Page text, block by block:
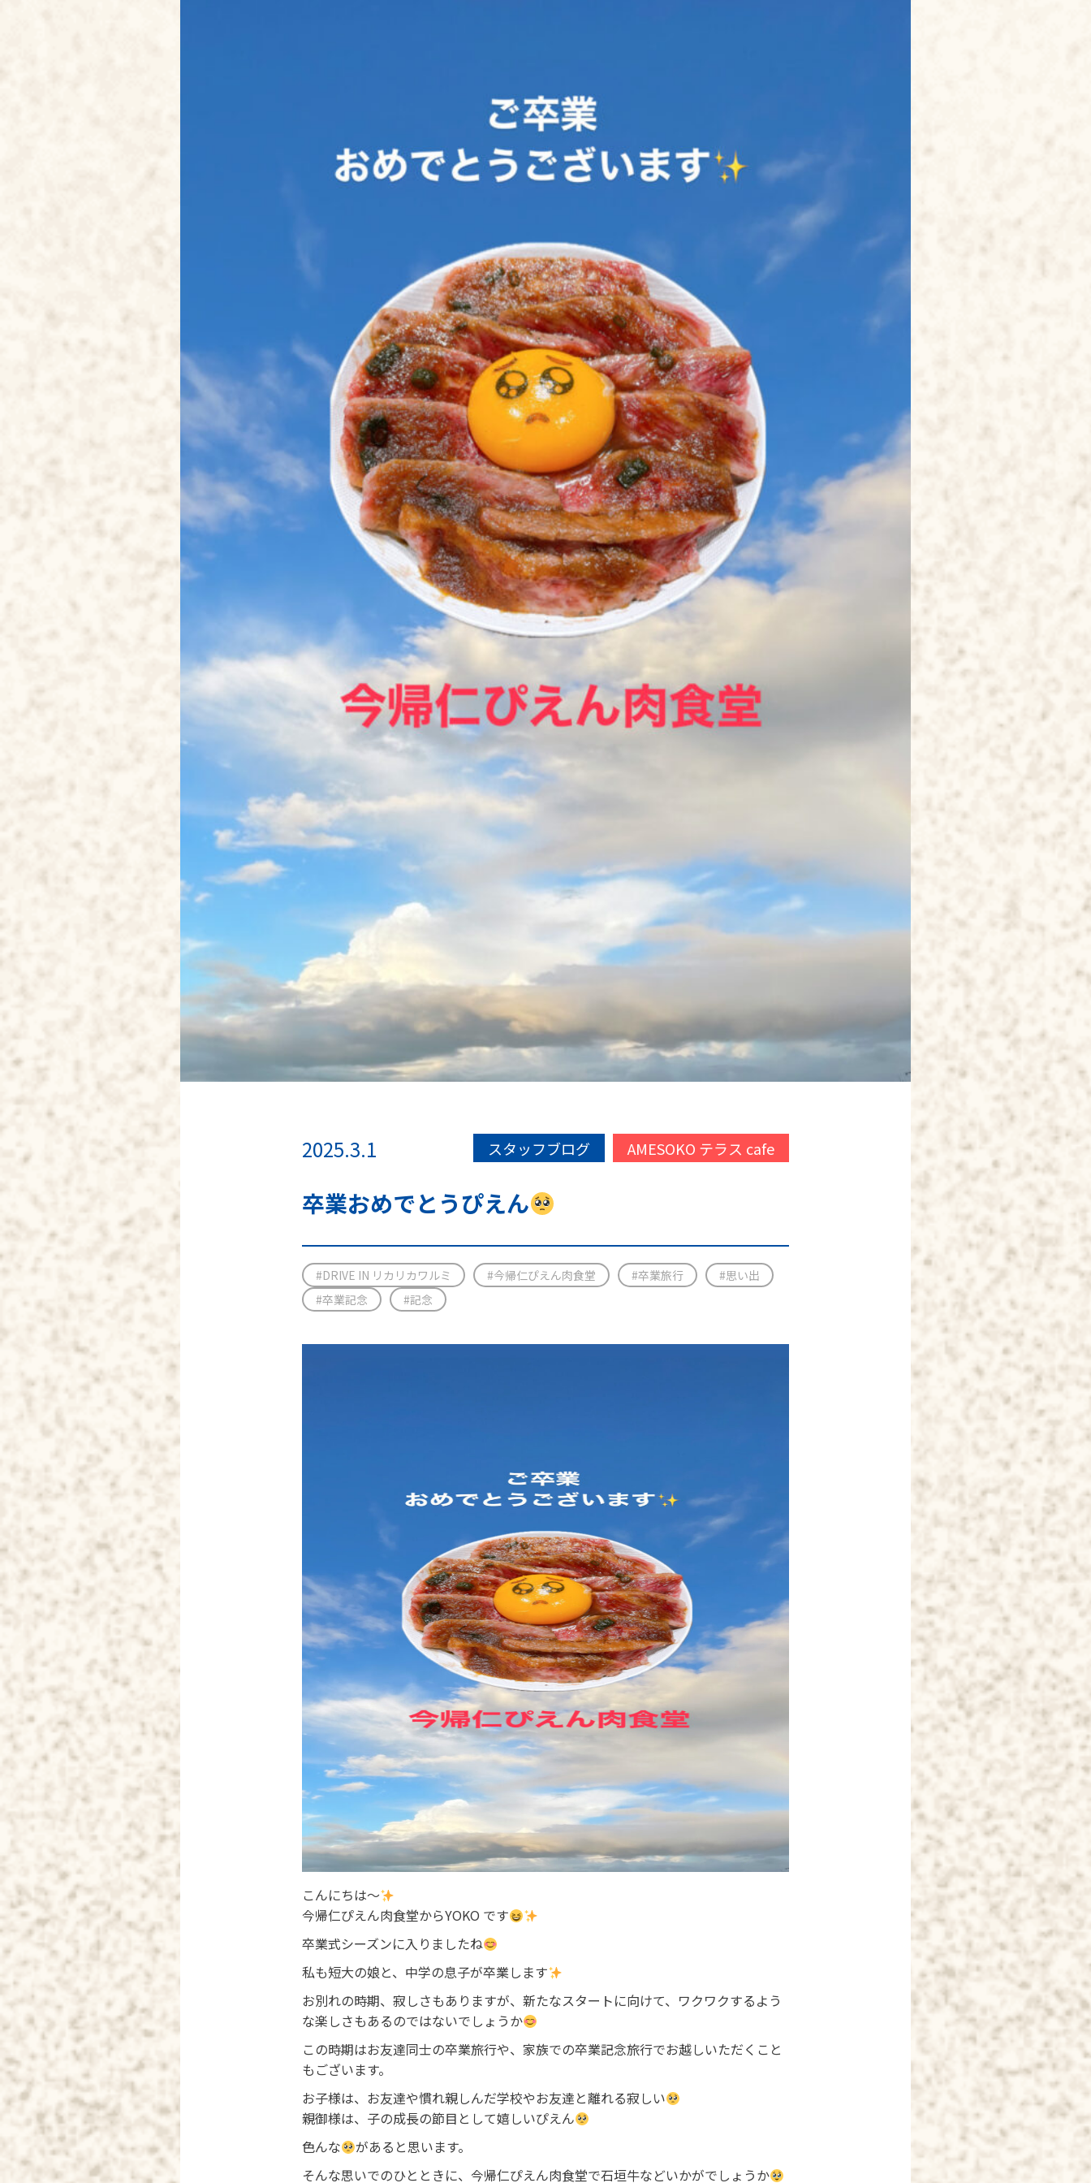
2025.3.1 スタッフブログ AMESOKO テラス cafe
卒業おめでとうぴえん
#DRIVE IN リカリカワルミ #今帰仁ぴえん肉食堂 #卒業旅行
#思い出
#卒業記念
#記念
こんにちは〜
今帰仁ぴえん肉食堂からYOKO です
卒業式シーズンに入りましたね
私も短大の娘と、中学の息子が卒業します
お別れの時期、寂しさもありますが、新たなスタートに向けて、ワクワクするよう
な楽しさもあるのではないでしょうか
この時期はお友達同士の卒業旅行や、家族での卒業記念旅行でお越しいただくこと
もございます。
お子様は、お友達や慣れ親しんだ学校やお友達と離れる寂しい
親御様は、子の成長の節目として嬉しいぴえん
色んな
があると思います。
そんな思いでのひとときに、今帰仁ぴえん肉食堂で石垣牛などいかがでしょうか